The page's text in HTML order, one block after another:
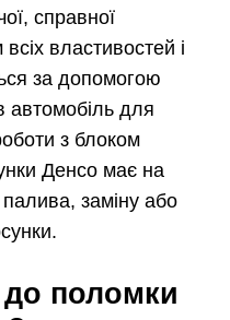
справної
властивостей і
за допомогою
автомобіль для
з блоком
Денсо має на
заміну або
поломки